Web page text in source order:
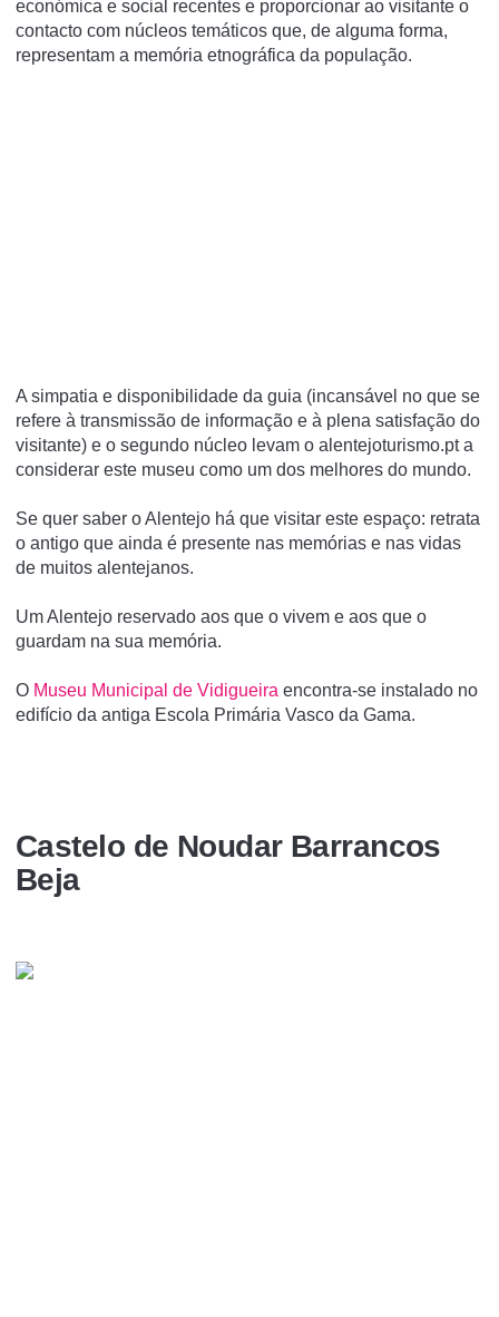
económica e social recentes e proporcionar ao visitante o
contacto com núcleos temáticos que, de alguma forma,
representam a memória etnográfica da população.
A simpatia e disponibilidade da guia (incansável no que se
refere à transmissão de informação e à plena satisfação do
visitante) e o segundo núcleo levam o alentejoturismo.pt a
considerar este museu como um dos melhores do mundo.
Se quer saber o Alentejo há que visitar este espaço: retrata
o antigo que ainda é presente nas memórias e nas vidas
de muitos alentejanos.
Um Alentejo reservado aos que o vivem e aos que o
guardam na sua memória.
O Museu Municipal de Vidigueira encontra-se instalado no
edifício da antiga Escola Primária Vasco da Gama.
Castelo de Noudar Barrancos
Beja